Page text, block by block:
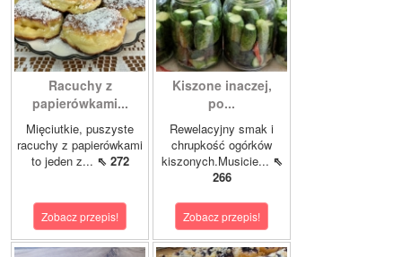
Racuchy z
papierówkami...
Mięciutkie, puszyste
racuchy z papierówkami
to jeden z... ⇖ 272
Zobacz przepis!
Kiszone inaczej,
po...
Rewelacyjny smak i
chrupkość ogórków
kiszonych.Musicie... ⇖
266
Zobacz przepis!